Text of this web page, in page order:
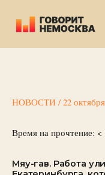
содержимому
НОВОСТИ / 22
Время на прочтение: <
Мяу-гав. Работа